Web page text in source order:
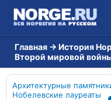
Главная → История
Второй мировой
Архитектурные
Нобелевские лауреаты